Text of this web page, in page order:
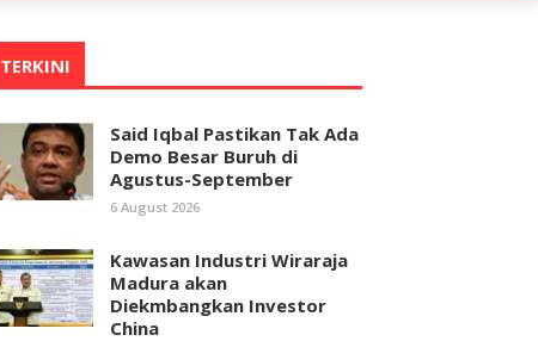
TERKINI
Said Iqbal Pastikan Tak Ada
Demo Besar Buruh di
Agustus-September
6 August 2026
Kawasan Industri Wiraraja
Madura akan
Diekmbangkan Investor
China